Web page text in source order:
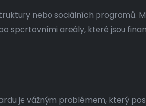
nebo sociálních programů.
sportovními areály, které jsou
je vážným problémem, který